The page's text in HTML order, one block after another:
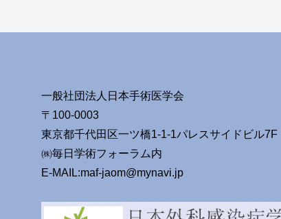
一般社団法人日本手術医学会
〒100-0003
東京都千代田区一ツ橋1-1-1パレスサイドビル7F
㈱毎日学術フォーラム内
E-MAIL:maf-jaom@mynavi.jp